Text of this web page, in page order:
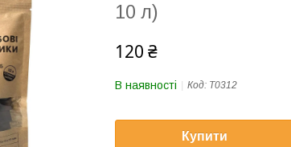
10 л)
120 ₴
В наявності Код: Т0312
Купити